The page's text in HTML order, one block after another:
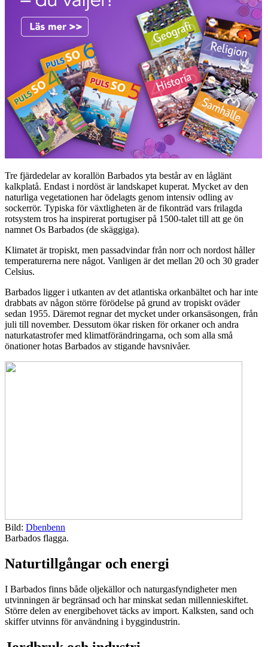
Tre fjärdedelar av korallön Barbados yta består av en låglänt
kalkplatå. Endast i nordöst är landskapet kuperat. Mycket av den
naturliga vegetationen har ödelagts genom intensiv odling av
sockerrör. Typiska för växtligheten är de fikonträd vars frilagda
rotsystem tros ha inspirerat portugiser på 1500-talet till att ge ön
namnet Os Barbados (de skäggiga).
Klimatet är tropiskt, men passadvindar från norr och nordost håller
temperaturerna nere något. Vanligen är det mellan 20 och 30 grader
Celsius.
Barbados ligger i utkanten av det atlantiska orkanbältet och har inte
drabbats av någon större förödelse på grund av tropiskt oväder
sedan 1955. Däremot regnar det mycket under orkansäsongen, från
juli till november. Dessutom ökar risken för orkaner och andra
naturkatastrofer med klimatförändringarna, och som alla små
önationer hotas Barbados av stigande havsnivåer.
Bild: Dbenbenn
Barbados flagga.
Naturtillgångar och energi
I Barbados finns både oljekällor och naturgasfyndigheter men
utvinningen är begränsad och har minskat sedan millennieskiftet.
Större delen av energibehovet täcks av import. Kalksten, sand och
skiffer utvinns för användning i byggindustrin.